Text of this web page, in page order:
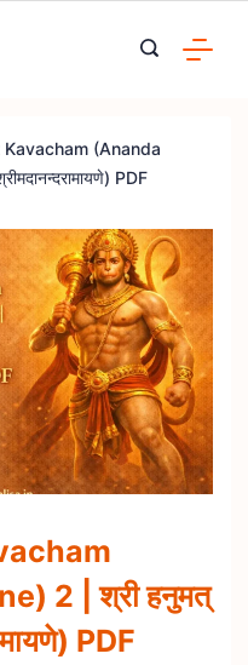
(Ananda
PDF
2 | श्री हनुमत्
PDF